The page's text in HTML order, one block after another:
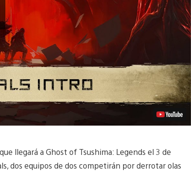
llegará a Ghost of Tsushima: Legends el 3 de
dos equipos de dos competirán por derrotar olas